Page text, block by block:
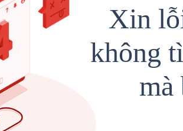
Xin
không
mà